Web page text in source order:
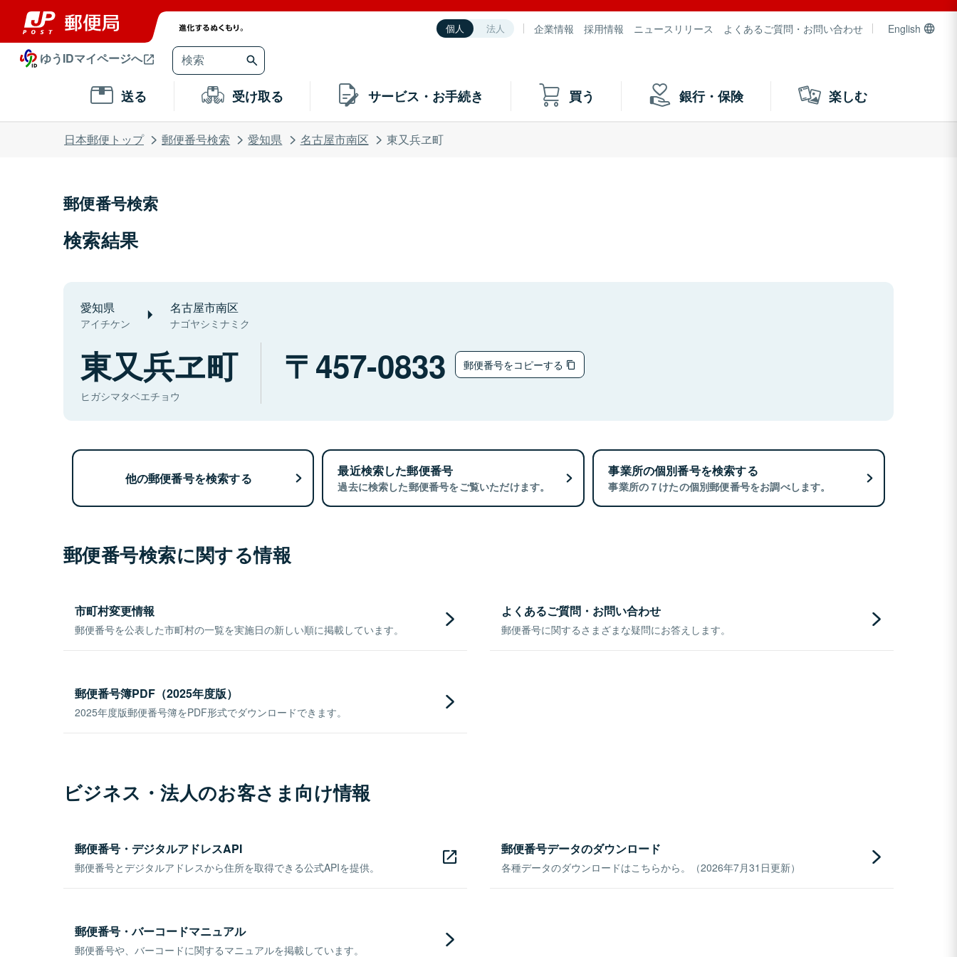
個人 法人 企業情報 採用情報 ニュースリリース よくあるご質問・お問い合わせ English
ゆうIDマイページへ
送る 受け取る サービス・お手続き 買う 銀行・保険 楽しむ
日本郵便トップ 郵便番号検索 愛知県 名古屋市南区 東又兵ヱ町
郵便番号検索
検索結果
愛知県
アイチケン
名古屋市南区
ナゴヤシミナミク
東又兵ヱ町
ヒガシマタベエチョウ
457-0833 郵便番号をコピーする
他の郵便番号を検索する 最近検索した郵便番号
過去に検索した郵便番号をご覧いただけます。
事業所の個別番号を検索する
事業所の７けたの個別郵便番号をお調べします。
郵便番号検索に関する情報
市町村変更情報
郵便番号を公表した市町村の一覧を実施日の新しい順に掲載しています。
よくあるご質問・お問い合わせ
郵便番号に関するさまざまな疑問にお答えします。
郵便番号簿PDF（2025年度版）
2025年度版郵便番号簿をPDF形式でダウンロードできます。
ビジネス・法人のお客さま向け情報
郵便番号・デジタルアドレスAPI
郵便番号とデジタルアドレスから住所を取得できる公式APIを提供。
郵便番号データのダウンロード
各種データのダウンロードはこちらから。（2026年7月31日更新）
郵便番号・バーコードマニュアル
郵便番号や、バーコードに関するマニュアルを掲載しています。